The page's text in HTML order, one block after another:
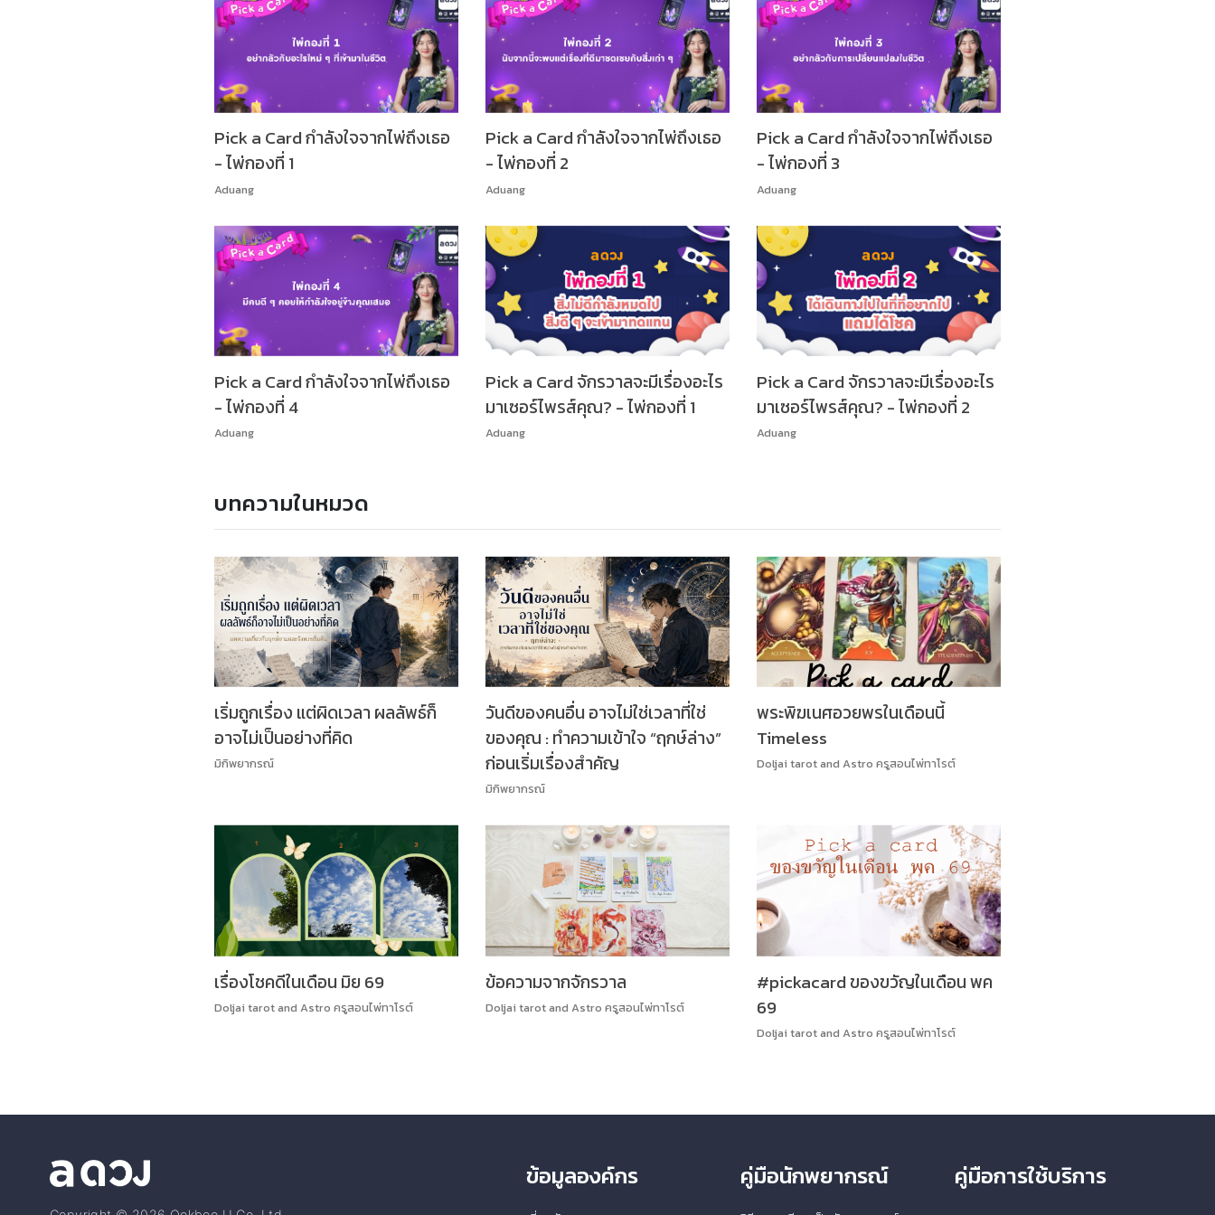
Pick a Card กำลังใจจากไพ่ถึงเธอ
- ไพ่กองที่ 1
Aduang
Pick a Card กำลังใจจากไพ่ถึงเธอ
- ไพ่กองที่ 2
Aduang
Pick a Card กำลังใจจากไพ่ถึงเธอ
- ไพ่กองที่ 3
Aduang
Pick a Card กำลังใจจากไพ่ถึงเธอ
- ไพ่กองที่ 4
Aduang
Pick a Card จักรวาลจะมีเรื่องอะไร
มาเซอร์ไพรส์คุณ? - ไพ่กองที่ 1
Aduang
Pick a Card จักรวาลจะมีเรื่องอะไร
มาเซอร์ไพรส์คุณ? - ไพ่กองที่ 2
Aduang
บทความในหมวด
เริ่มถูกเรื่อง แต่ผิดเวลา ผลลัพธ์ก็
อาจไม่เป็นอย่างที่คิด
มิกิพยากรณ์
วันดีของคนอื่น อาจไม่ใช่เวลาที่ใช่
ของคุณ : ทำความเข้าใจ “ฤกษ์ล่าง”
ก่อนเริ่มเรื่องสำคัญ
มิกิพยากรณ์
พระพิฆเนศอวยพรในเดือนนี้
Timeless
Doljai tarot and Astro ครูสอนไพ่ทาโรต์
เรื่องโชคดีในเดือน มิย 69
Doljai tarot and Astro ครูสอนไพ่ทาโรต์
ข้อความจากจักรวาล
Doljai tarot and Astro ครูสอนไพ่ทาโรต์
#pickacard ของขวัญในเดือน พค
69
Doljai tarot and Astro ครูสอนไพ่ทาโรต์
ข้อมูลองค์กร คู่มือนักพยากรณ์ คู่มือการใช้บริการ